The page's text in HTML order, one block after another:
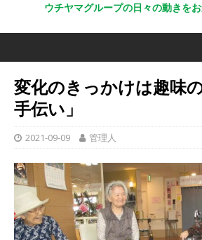
ウチヤマグループの日々の動きをお
変化のきっかけは趣味
手伝い」
2021-09-09 管理人